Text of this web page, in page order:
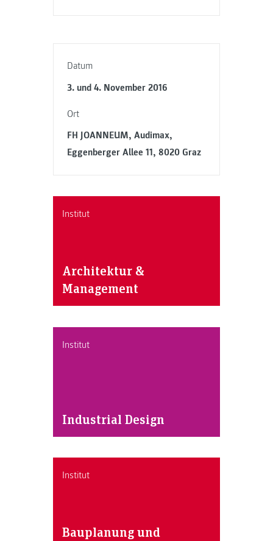
Datum
3. und 4. November 2016
Ort
FH JOANNEUM, Audimax,
Eggenberger Allee 11, 8020 Graz
Institut
Architektur &
Management
Institut
Industrial Design
Institut
Bauplanung und